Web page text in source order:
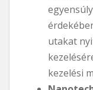
utakat
kezelési